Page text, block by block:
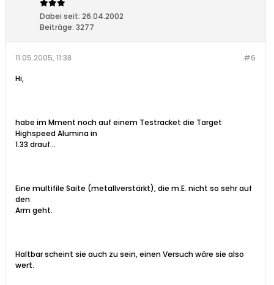
Dabei seit: 26.04.2002
Beiträge: 3277
#6
11.05.2005, 11:38
Hi,
habe im Mment noch auf einem Testracket die Target
Highspeed Alumina in
1.33 drauf...
Eine multifile Saite (metallverstärkt), die m.E. nicht so sehr auf
den
Arm geht.
Haltbar scheint sie auch zu sein, einen Versuch wäre sie also
wert.